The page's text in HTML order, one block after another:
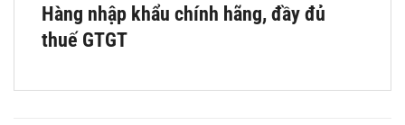
Hàng nhập khẩu chính hãng, đầy đủ
thuế GTGT